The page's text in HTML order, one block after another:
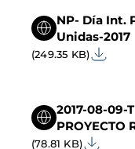
NP- Día Int.
Unidas-2017
(249.35 KB)
2017-08-09-
PROYECTO
(78.81 KB)